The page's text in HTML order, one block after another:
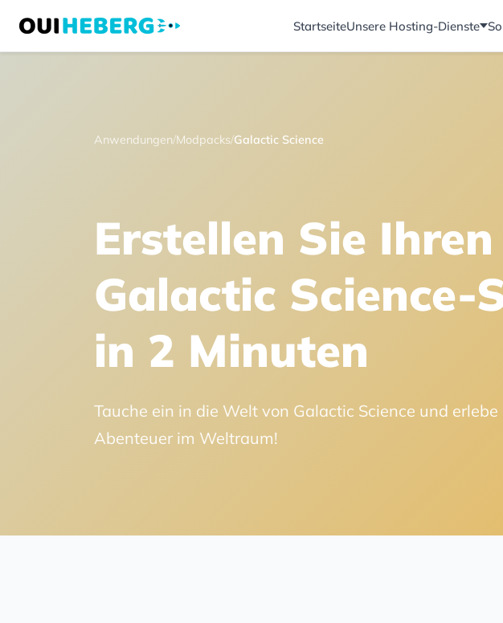
StartseiteUnsere Hosting-Dienste
Anwendungen/Modpacks/Galactic Science
Erstellen Sie Ihren
Galactic Science-
in 2 Minuten
Tauche ein in die Welt von Galactic Science und
Abenteuer im Weltraum!